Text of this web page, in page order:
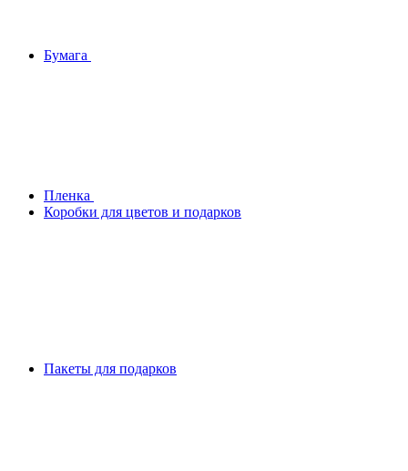
Бумага
Плeнка
Коробки для цветов и подарков
Пакеты для подарков